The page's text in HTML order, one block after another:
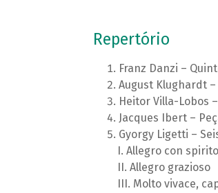
Repertório
Franz Danzi –
August Klughardt
Heitor Villa-Lobos
Jacques Ibert –
Gyorgy Ligetti –
Allegro con spirito
Allegro grazioso
Molto vivace,